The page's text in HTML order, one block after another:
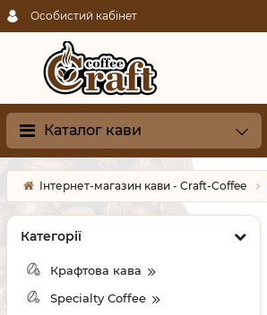
Особистий кабінет
Каталог кави
Інтернет-магазин кави - Craft-Coffee
Категорії
Крафтова кава
Specialty Coffee